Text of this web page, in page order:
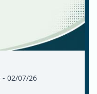
02/07/26